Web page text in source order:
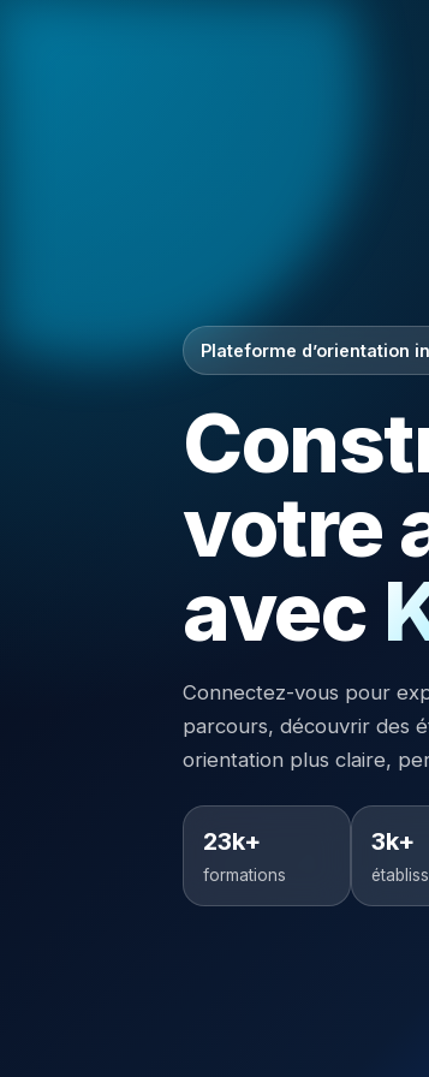
Plateforme d’orientation
votre
avec
Connectez-vous pour
parcours, découvrir des
orientation plus claire,
23k+
formations
3k+